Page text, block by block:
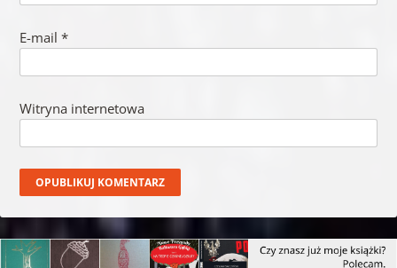
E-mail *
Witryna internetowa